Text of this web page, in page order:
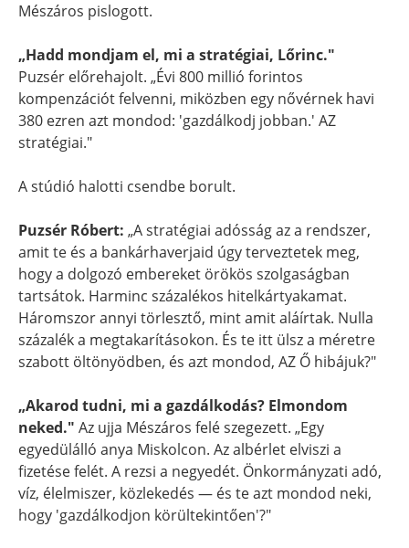
Mészáros pislogott.
„Hadd mondjam el, mi a stratégiai, Lőrinc."
Puzsér előrehajolt. „Évi 800 millió forintos
kompenzációt felvenni, miközben egy nővérnek havi
380 ezren azt mondod: 'gazdálkodj jobban.' AZ
stratégiai."
A stúdió halotti csendbe borult.
Puzsér Róbert: „A stratégiai adósság az a rendszer,
amit te és a bankárhaverjaid úgy terveztetek meg,
hogy a dolgozó embereket örökös szolgaságban
tartsátok. Harminc százalékos hitelkártyakamat.
Háromszor annyi törlesztő, mint amit aláírtak. Nulla
százalék a megtakarításokon. És te itt ülsz a méretre
szabott öltönyödben, és azt mondod, AZ Ő hibájuk?"
„Akarod tudni, mi a gazdálkodás? Elmondom
neked." Az ujja Mészáros felé szegezett. „Egy
egyedülálló anya Miskolcon. Az albérlet elviszi a
fizetése felét. A rezsi a negyedét. Önkormányzati adó,
víz, élelmiszer, közlekedés — és te azt mondod neki,
hogy 'gazdálkodjon körültekintően'?"